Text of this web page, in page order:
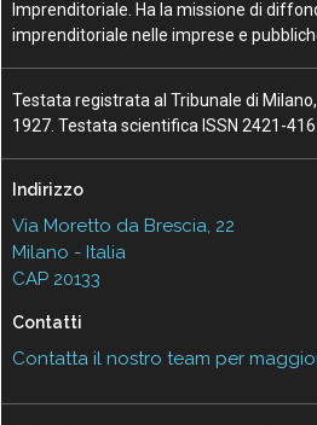
Imprenditoriale. Ha la missione di
imprenditoriale nelle imprese e
Testata registrata al Tribunale di
1927. Testata scientifica ISSN 2421-
Indirizzo
Via Moretto da Brescia, 22
Milano - Italia
CAP 20133
Contatti
Contatta il nostro team per